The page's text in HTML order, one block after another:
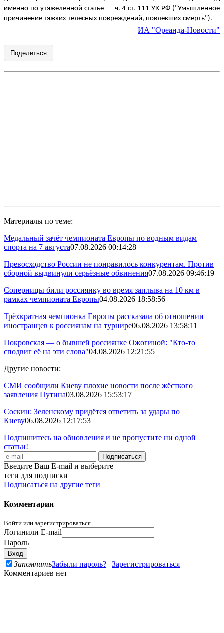
именно по утяжеленной статье — ч. 4 ст. 111 УК РФ ("Умышленное
причинение тяжких телесных повреждений, повлекших смерть").
ИА "Ореанда-Новости"
Поделиться
Материалы по теме:
Медальный зачёт чемпионата Европы по водным видам
спорта на 7 августа07.08.2026 00:14:28
Превосходство России не понравилось конкурентам. Против
сборной выдвинули серьёзные обвинения07.08.2026 09:46:19
Соперницы били россиянку во время заплыва на 10 км в
рамках чемпионата Европы04.08.2026 18:58:56
Трёхкратная чемпионка Европы рассказала об отношении
иностранцев к россиянам на турнире06.08.2026 13:58:11
Покровская — о бывшей россиянке Ожогиной: "Кто-то
сподвиг её на эти слова"04.08.2026 12:21:55
Другие новости:
СМИ сообщили Киеву плохие новости после жёсткого
заявления Путина03.08.2026 15:53:17
Соскин: Зеленскому придётся ответить за удары по
Киеву06.08.2026 12:17:53
Подпишитесь на обновления и не пропустите ни одной
статьи!
Введите Ваш E-mail и выберите
теги для подписки
Подписаться на другие теги
Комментарии
Войти или зарегистрироваться.
Логинили E-mail
Пароль
ЗапомнитьЗабыли пароль? | Зарегистрироваться
Комментариев нет